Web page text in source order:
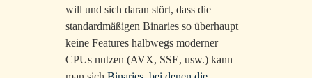
will und sich daran stört, dass die
standardmäßigen Binaries so überhaupt
keine Features halbwegs moderner
CPUs nutzen (AVX, SSE, usw.) kann